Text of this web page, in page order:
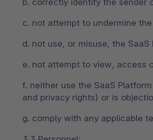
c. not attempt to undermine
d. not use, or misuse, the
e. not attempt to view, access
f. neither use the SaaS
and privacy rights) or is
g. comply with any applicable